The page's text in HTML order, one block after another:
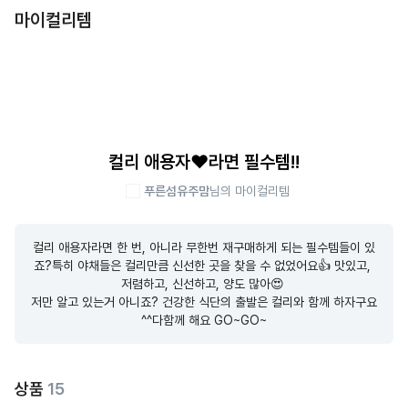
마이컬리템
컬리 애용자❤️라면 필수템!!
푸른섬유주맘님의 마이컬리템
컬리 애용자라면 한 번, 아니라 무한번 재구매하게 되는 필수템들이 있
죠?특히 야채들은 컬리만큼 신선한 곳을 찾을 수 없었어요👍 맛있고,
저렴하고, 신선하고, 양도 많아😍
저만 알고 있는거 아니죠? 건강한 식단의 출발은 컬리와 함께 하자구요
^^다함께 해요 GO~GO~
상품 15